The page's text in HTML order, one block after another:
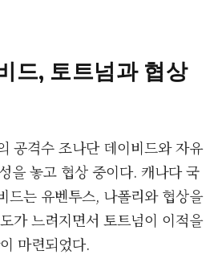
드, 토트넘과 협상
공격수 조나단 데이비드와 자유
을 놓고 협상 중이다. 캐나다 국
드는 유벤투스, 나폴리와 협상을
가 느려지면서 토트넘이 이적을
마련되었다.